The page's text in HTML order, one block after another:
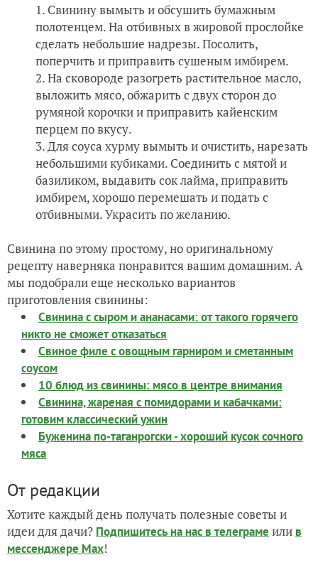
Свинину вымыть и обсушить бумажным
полотенцем. На отбивных в жировой прослойке
сделать небольшие надрезы. Посолить,
поперчить и приправить сушеным имбирем.
На сковороде разогреть растительное масло,
выложить мясо, обжарить с двух сторон до
румяной корочки и приправить кайенским
перцем по вкусу.
Для соуса хурму вымыть и очистить, нарезать
небольшими кубиками. Соединить с мятой и
базиликом, выдавить сок лайма, приправить
имбирем, хорошо перемешать и подать с
отбивными. Украсить по желанию.
Свинина по этому простому, но оригинальному
рецепту наверняка понравится вашим домашним. А
мы подобрали еще несколько вариантов
приготовления свинины:
Свинина с сыром и ананасами: от такого горячего
никто не сможет отказаться
Свиное филе с овощным гарниром и сметанным
соусом
10 блюд из свинины: мясо в центре внимания
Свинина, жареная с помидорами и кабачками:
готовим классический ужин
Буженина по-таганрогски - хороший кусок сочного
мяса
От редакции
Хотите каждый день получать полезные советы и
идеи для дачи? Подпишитесь на нас в телеграме или в
мессенджере Max!